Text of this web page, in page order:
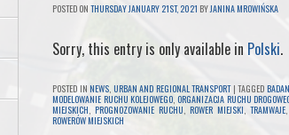
POSTED ON THURSDAY JANUARY 21ST, 2021 BYJANINA MROWIŃSKA
Sorry, this entry is only available in Polski.
POSTED IN NEWS, URBAN AND REGIONAL TRANSPORT | TAGGED
MODELOWANIE RUCHU KOLEJOWEGO,ORGANIZACJA RUCHU
MIEJSKICH, PROGNOZOWANIE RUCHU, ROWER MIEJSKI, TRAMWAJE,
ROWERÓW MIEJSKICH